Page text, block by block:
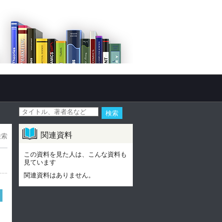
関連資料
この資料を見た人は、こんな資料も
見ています
関連資料はありません。